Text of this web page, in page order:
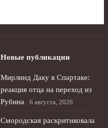
Новые публикации
Мирлинд Даку в Спартаке:
реакция отца на переход из
Рубина
6 августа, 2026
Смородская раскритиковала